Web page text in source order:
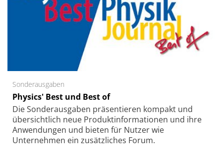
Sonderausgaben
Physics' Best und Best of
Die Sonder­ausgaben präsentieren kompakt und
übersichtlich neue Produkt­informationen und ihre
Anwendungen und bieten für Nutzer wie
Unternehmen ein zusätzliches Forum.